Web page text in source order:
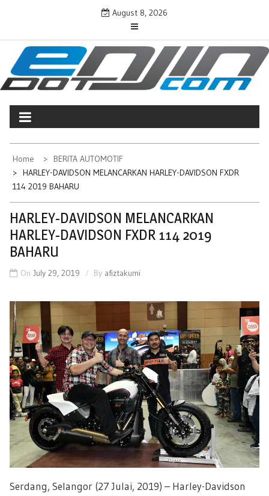
content
August 8, 2026
ENJINDOTCOM
Perjalanan Dunia Permotoran
Home
BERITA AUTOMOTIF
HARLEY-DAVIDSON MELANCARKAN HARLEY-DAVIDSON FXDR
114 2019 BAHARU
HARLEY-DAVIDSON MELANCARKAN
HARLEY-DAVIDSON FXDR 114 2019
BAHARU
On July 29, 2019 By afiztakumi
Serdang, Selangor (27 Julai, 2019) – Harley-Davidson